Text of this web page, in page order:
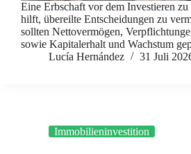
Eine Erbschaft vor dem Investieren
hilft, übereilte Entscheidungen zu
sollten Nettovermögen,
sowie Kapitalerhalt und Wachstum
Lucía Hernández
31 Juli
Immobilieninvestition